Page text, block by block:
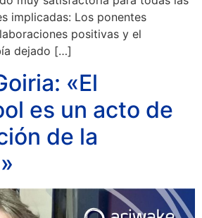
implicadas: Los ponentes
positivas y el
dejado […]
«El
es un acto de
de la